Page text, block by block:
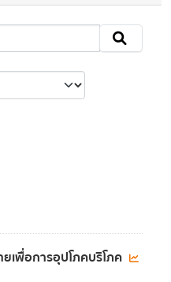
เพื่อการอุปโภคบริโภค